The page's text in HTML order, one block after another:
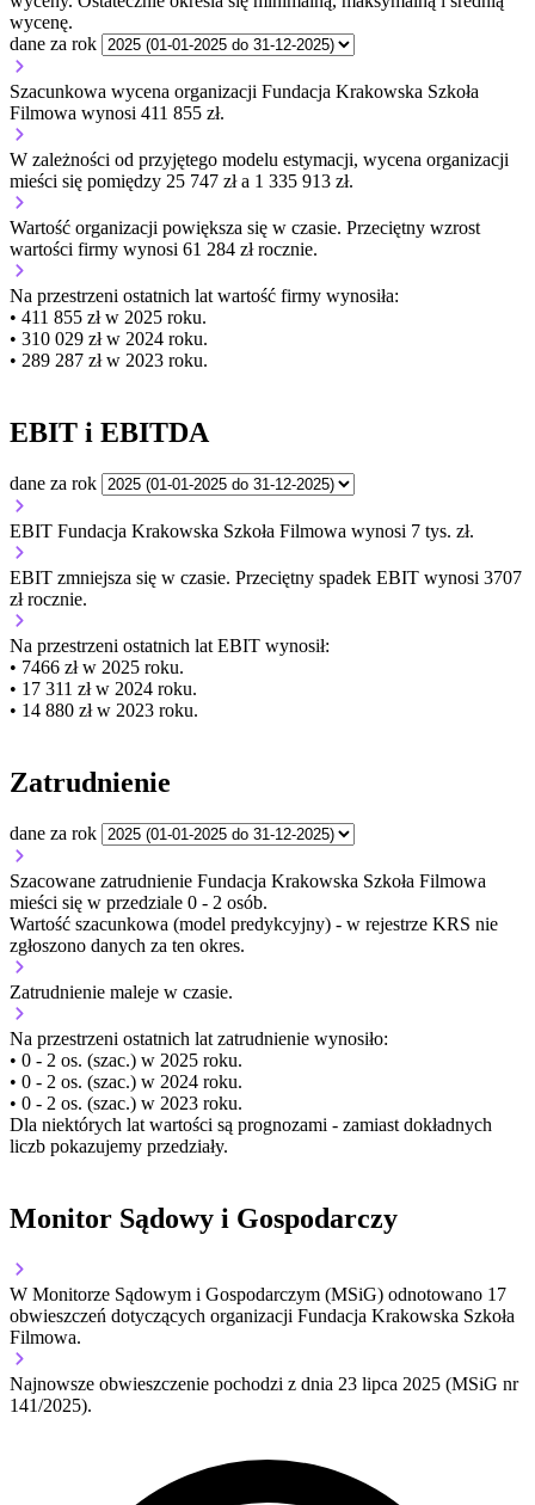
wycenę.
dane za rok
Szacunkowa wycena organizacji Fundacja Krakowska Szkoła
Filmowa wynosi 411 855 zł.
W zależności od przyjętego modelu estymacji, wycena organizacji
mieści się pomiędzy 25 747 zł a 1 335 913 zł.
Wartość organizacji powiększa się w czasie. Przeciętny wzrost
wartości firmy wynosi 61 284 zł rocznie.
Na przestrzeni ostatnich lat wartość firmy wynosiła:
• 411 855 zł w 2025 roku.
• 310 029 zł w 2024 roku.
• 289 287 zł w 2023 roku.
EBIT i EBITDA
dane za rok
EBIT Fundacja Krakowska Szkoła Filmowa wynosi 7 tys. zł.
EBIT zmniejsza się w czasie. Przeciętny spadek EBIT wynosi 3707
zł rocznie.
Na przestrzeni ostatnich lat EBIT wynosił:
• 7466 zł w 2025 roku.
• 17 311 zł w 2024 roku.
• 14 880 zł w 2023 roku.
Zatrudnienie
dane za rok
Szacowane zatrudnienie Fundacja Krakowska Szkoła Filmowa
mieści się w przedziale 0 - 2 osób.
Wartość szacunkowa (model predykcyjny) - w rejestrze KRS nie
zgłoszono danych za ten okres.
Zatrudnienie maleje w czasie.
Na przestrzeni ostatnich lat zatrudnienie wynosiło:
• 0 - 2 os. (szac.) w 2025 roku.
• 0 - 2 os. (szac.) w 2024 roku.
• 0 - 2 os. (szac.) w 2023 roku.
Dla niektórych lat wartości są prognozami - zamiast dokładnych
liczb pokazujemy przedziały.
Monitor Sądowy i Gospodarczy
W Monitorze Sądowym i Gospodarczym (MSiG) odnotowano 17
obwieszczeń dotyczących organizacji Fundacja Krakowska Szkoła
Filmowa.
Najnowsze obwieszczenie pochodzi z dnia 23 lipca 2025 (MSiG nr
141/2025).